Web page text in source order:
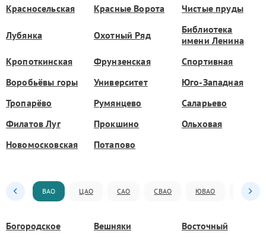
Красносельская
Красные Ворота Чистые пруды
Лубянка Охотный Ряд
Библиотека
имени Ленина
Кропоткинская
Фрунзенская
Спортивная
Воробьёвы горы
Университет
Юго-Западная
Тропарёво
Румянцево
Саларьево
Филатов Луг
Прокшино
Ольховая
Новомосковская
Потапово
ВАО ЦАО САО СВАО ЮВАО ЮАО
Богородское Вешняки
Восточный